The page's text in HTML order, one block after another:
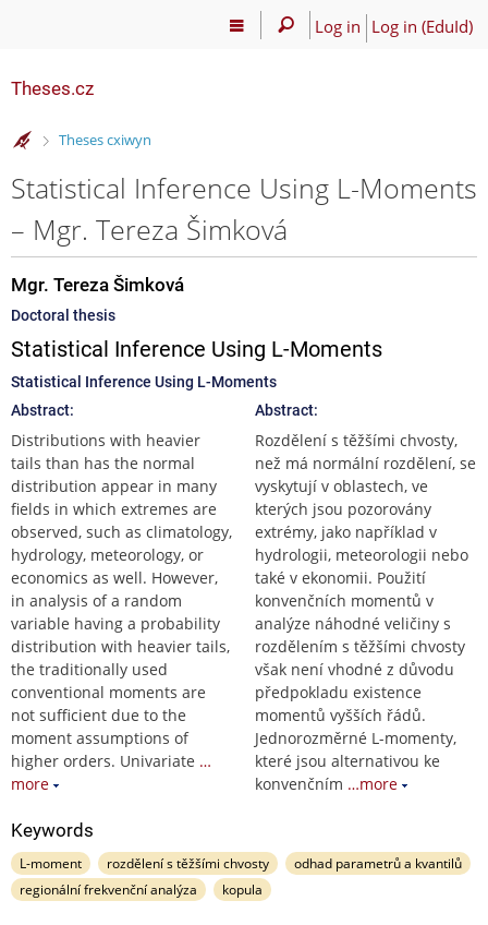
Log in Log in (EduId)
Theses.cz
>
Theses cxiwyn
Statistical Inference Using L-Moments
– Mgr. Tereza Šimková
Mgr. Tereza Šimková
Doctoral thesis
Statistical Inference Using L-Moments
Statistical Inference Using L-Moments
Abstract:
Distributions with heavier
tails than has the normal
distribution appear in many
fields in which extremes are
observed, such as climatology,
hydrology, meteorology, or
economics as well. However,
in analysis of a random
variable having a probability
distribution with heavier tails,
the traditionally used
conventional moments are
not sufficient due to the
moment assumptions of
higher orders. Univariate …
more
Abstract:
Rozdělení s těžšími chvosty,
než má normální rozdělení, se
vyskytují v oblastech, ve
kterých jsou pozorovány
extrémy, jako například v
hydrologii, meteorologii nebo
také v ekonomii. Použití
konvenčních momentů v
analýze náhodné veličiny s
rozdělením s těžšími chvosty
však není vhodné z důvodu
předpokladu existence
momentů vyšších řádů.
Jednorozměrné L-momenty,
které jsou alternativou ke
konvenčním …more
Keywords
L-moment rozdělení s těžšími chvosty
odhad parametrů a kvantilů
regionální frekvenční analýza
kopula